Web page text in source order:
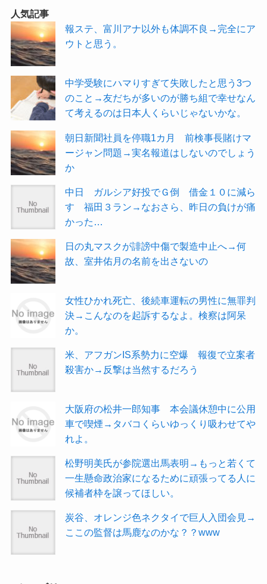
人気記事
報ステ、富川アナ以外も体調不良→完全にア
ウトと思う。
中学受験にハマりすぎて失敗したと思う3つ
のこと→友だちが多いのが勝ち組で幸せなん
て考えるのは日本人くらいじゃないかな。
朝日新聞社員を停職1カ月 前検事長賭けマ
ージャン問題→実名報道はしないのでしょう
か
中日 ガルシア好投でＧ倒 借金１０に減ら
す 福田３ラン→なおさら、昨日の負けが痛
かった…
日の丸マスクが誹謗中傷で製造中止へ→何
故、室井佑月の名前を出さないの
女性ひかれ死亡、後続車運転の男性に無罪判
決→こんなのを起訴するなよ。検察は阿呆
か。
米、アフガンIS系勢力に空爆 報復で立案者
殺害か→反撃は当然するだろう
大阪府の松井一郎知事 本会議休憩中に公用
車で喫煙→タバコくらいゆっくり吸わせてや
れよ。
松野明美氏が参院選出馬表明→もっと若くて
一生懸命政治家になるために頑張ってる人に
候補者枠を譲ってほしい。
炭谷、オレンジ色ネクタイで巨人入団会見→
ここの監督は馬鹿なのかな？？www